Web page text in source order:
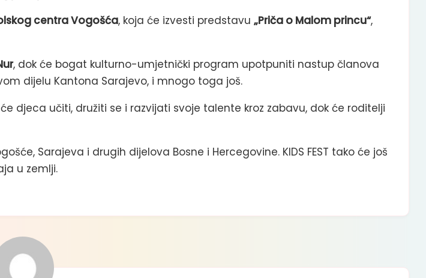
centra Vogošća, koja će izvesti predstavu „Priča o Malom princu“,
, dok će bogat kulturno-umjetnički program upotpuniti nastup članova
dijelu Kantona Sarajevo, i mnogo toga još.
djeca učiti, družiti se i razvijati svoje talente kroz zabavu, dok će roditelji
Sarajeva i drugih dijelova Bosne i Hercegovine. KIDS FEST tako će još
u zemlji.